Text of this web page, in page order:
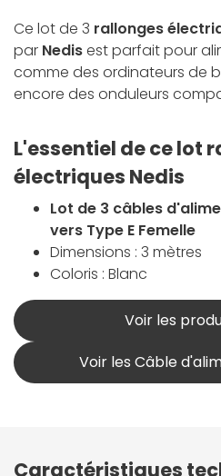
Ce lot de 3 rallonges
par Nedisest parfait pour
comme des ordinateurs de
encore des onduleurs
L'essentiel de ce lot
électriques Nedis
Lot de 3 câbles
vers Type E Femelle
Dimensions : 3 mètres
Coloris : Blanc
Voir les
Voir les Câble
Caractéristiques